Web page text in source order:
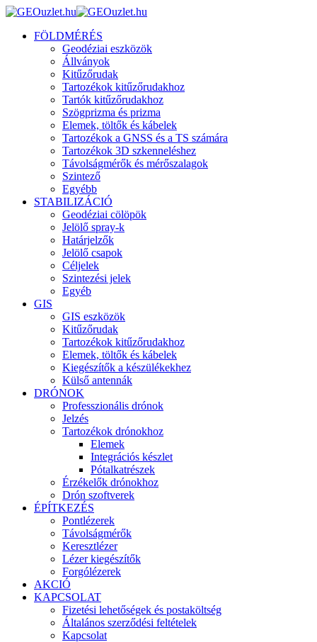
FÖLDMÉRÉS
Geodéziai eszközök
Állványok
Kitűzőrudak
Tartozékok kitűzőrudakhoz
Tartók kitűzőrudakhoz
Szögprizma és prizma
Elemek, töltők és kábelek
Tartozékok a GNSS és a TS számára
Tartozékok 3D szkenneléshez
Távolságmérők és mérőszalagok
Szintező
Egyébb
STABILIZÁCIÓ
Geodéziai cölöpök
Jelölő spray-k
Határjelzők
Jelölő csapok
Céljelek
Szintezési jelek
Egyéb
GIS
GIS eszközök
Kitűzőrudak
Tartozékok kitűzőrudakhoz
Elemek, töltők és kábelek
Kiegészítők a készülékekhez
Külső antennák
DRÓNOK
Professzionális drónok
Jelzés
Tartozékok drónokhoz
Elemek
Integrációs készlet
Pótalkatrészek
Érzékelők drónokhoz
Drón szoftverek
ÉPÍTKEZÉS
Pontlézerek
Távolságmérők
Keresztlézer
Lézer kiegészítők
Forgólézerek
AKCIÓ
KAPCSOLAT
Fizetési lehetőségek és postaköltség
Általános szerződési feltételek
Kapcsolat